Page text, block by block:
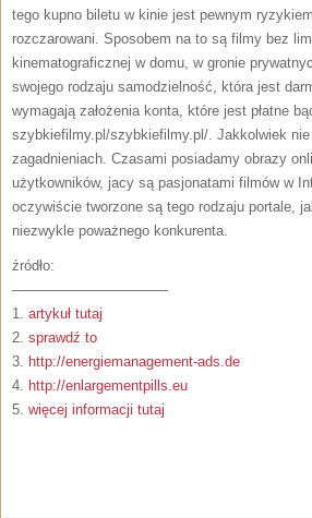
tego kupno biletu w kinie jest pewnym
rozczarowani. Sposobem na to są filmy bez
kinematograficznej w domu, w gronie
swojego rodzaju samodzielność, która jest
wymagają założenia konta, które jest płatne
szybkiefilmy.pl/szybkiefilmy.pl/. Jakkolwiek
zagadnieniach. Czasami posiadamy obrazy
użytkowników, jacy są pasjonatami filmów w
oczywiście tworzone są tego rodzaju portale,
niezwykle poważnego konkurenta.
źródło:
———————————
1. artykuł tutaj
2. sprawdź to
3. http://energiemanagement-ads.de
4. http://enlargementpills.eu
5. więcej informacji tutaj